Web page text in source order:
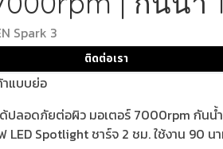
Spark 3
ติดต่อเรา
แบบย่อ
ปลอดภัยต่อผิว มอเตอร์ 7000rpm กันน้ำ
LED Spotlight ชาร์จ 2 ชม. ใช้งาน 90